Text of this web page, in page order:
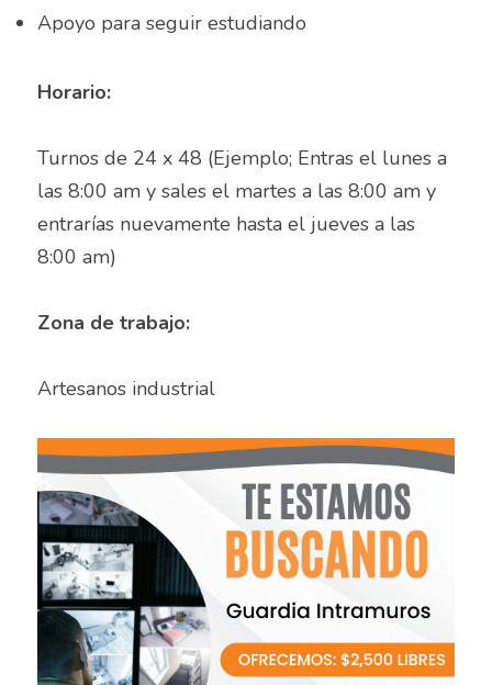
Auxiliar Contable
Auxiliar de Caja General
Auxiliar de cajas
Auxiliar de instalación
Auxiliar de Inventarios
Auxiliar de mantenimiento
Auxiliar de Mantenimiento
Auxiliar de prevención de pérdidas
Auxiliar de producción
Auxiliar de Producción
Apoyo para seguir estudiando
Horario:
Turnos de 24 x 48 (Ejemplo; Entras el lunes a
las 8:00 am y sales el martes a las 8:00 am y
entrarías nuevamente hasta el jueves a las
Zona de trabajo: